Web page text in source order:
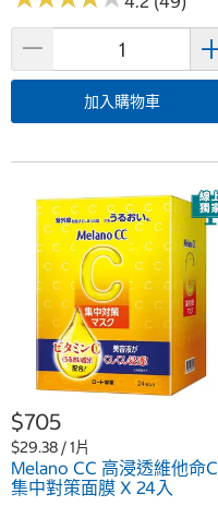
加入購物車
$705
$29.38 / 1片
Melano CC 高浸透維他命C
集中對策面膜 X 24入